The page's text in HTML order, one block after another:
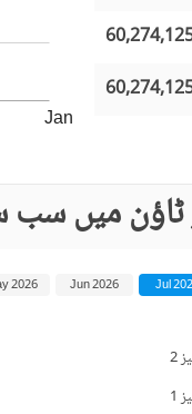
Jan
میں سب
2
1
Jul
Jun 2026
2026